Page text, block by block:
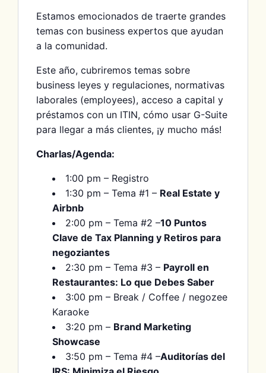
Estamos emocionados de traerte grandes
temas con business expertos que ayudan
a la comunidad.
Este año, cubriremos temas sobre
business leyes y regulaciones, normativas
laborales (employees), acceso a capital y
préstamos con un ITIN, cómo usar G-Suite
para llegar a más clientes, ¡y mucho más!
Charlas/Agenda:
1:00 pm – Registro
1:30 pm – Tema #1 – Real Estate y
Airbnb
2:00 pm – Tema #2 –10 Puntos
Clave de Tax Planning y Retiros para
negoziantes
2:30 pm – Tema #3 – Payroll en
Restaurantes: Lo que Debes Saber
3:00 pm – Break / Coffee / negozee
Karaoke
3:20 pm – Brand Marketing
Showcase
3:50 pm – Tema #4 –Auditorías del